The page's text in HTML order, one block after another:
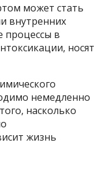
может стать
внутренних
процессы в
носят
немедленно
насколько
жизнь